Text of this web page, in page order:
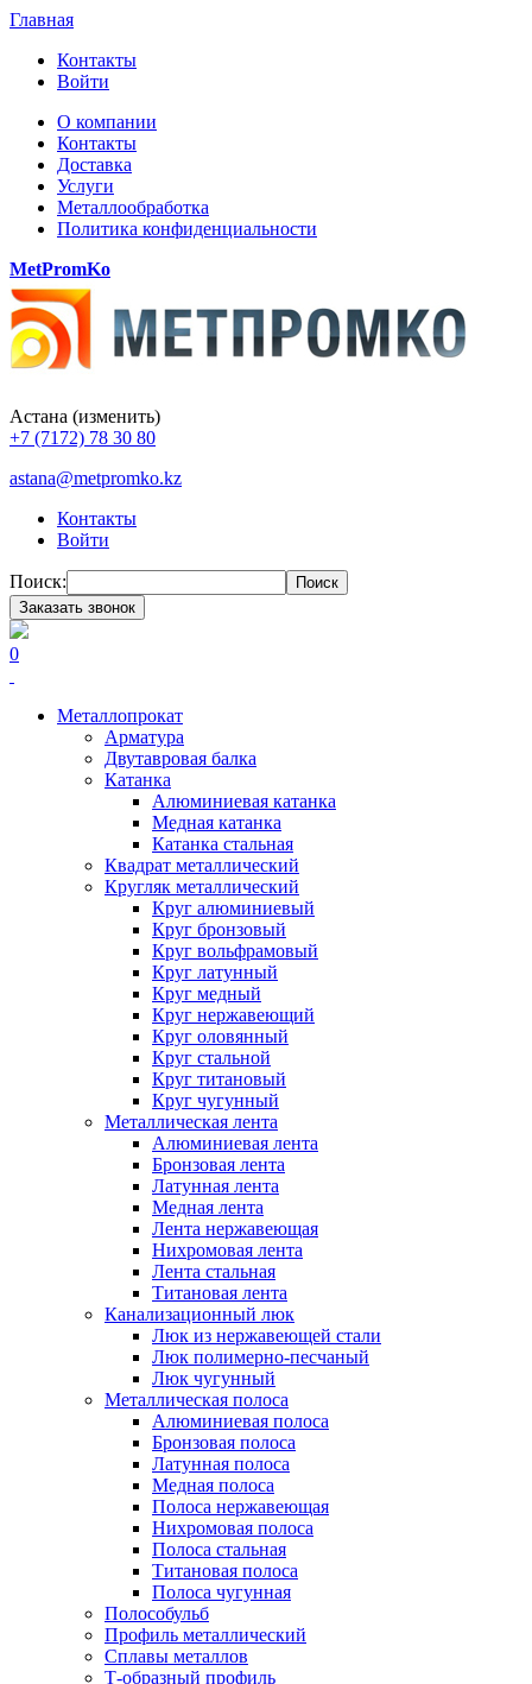
Главная
Контакты
Войти
О компании
Контакты
Доставка
Услуги
Металлообработка
Политика конфиденциальности
MetPromKo
Астана (изменить)
+7 (7172) 78 30 80
astana@metpromko.kz
Контакты
Войти
Поиск:
Поиск
Заказать звонок
0
Металлопрокат
Арматура
Двутавровая балка
Катанка
Алюминиевая катанка
Медная катанка
Катанка стальная
Квадрат металлический
Кругляк металлический
Круг алюминиевый
Круг бронзовый
Круг вольфрамовый
Круг латунный
Круг медный
Круг нержавеющий
Круг оловянный
Круг стальной
Круг титановый
Круг чугунный
Металлическая лента
Алюминиевая лента
Бронзовая лента
Латунная лента
Медная лента
Лента нержавеющая
Нихромовая лента
Лента стальная
Титановая лента
Канализационный люк
Люк из нержавеющей стали
Люк полимерно-песчаный
Люк чугунный
Металлическая полоса
Алюминиевая полоса
Бронзовая полоса
Латунная полоса
Медная полоса
Полоса нержавеющая
Нихромовая полоса
Полоса стальная
Титановая полоса
Полоса чугунная
Полособульб
Профиль металлический
Сплавы металлов
Т-образный профиль